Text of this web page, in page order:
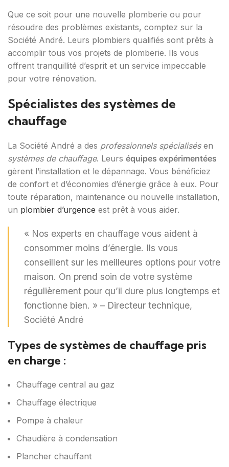
Que ce soit pour une nouvelle plomberie ou pour
résoudre des problèmes existants, comptez sur la
Société André. Leurs plombiers qualifiés sont prêts à
accomplir tous vos projets de plomberie. Ils vous
offrent tranquillité d’esprit et un service impeccable
pour votre rénovation.
Spécialistes des systèmes de
chauffage
La Société André a des professionnels spécialisésen
systèmes de chauffage. Leurs équipes expérimentées
gèrent l’installation et le dépannage. Vous bénéficiez
de confort et d’économies d’énergie grâce à eux. Pour
toute réparation, maintenance ou nouvelle installation,
un plombier d’urgence est prêt à vous aider.
« Nos experts en chauffage vous aident à
consommer moins d’énergie. Ils vous
conseillent sur les meilleures options pour votre
maison. On prend soin de votre système
régulièrement pour qu’il dure plus longtemps et
fonctionne bien. » – Directeur technique,
Société André
Types de systèmes de chauffage pris
en charge :
Chauffage central au gaz
Chauffage électrique
Pompe à chaleur
Chaudière à condensation
Plancher chauffant